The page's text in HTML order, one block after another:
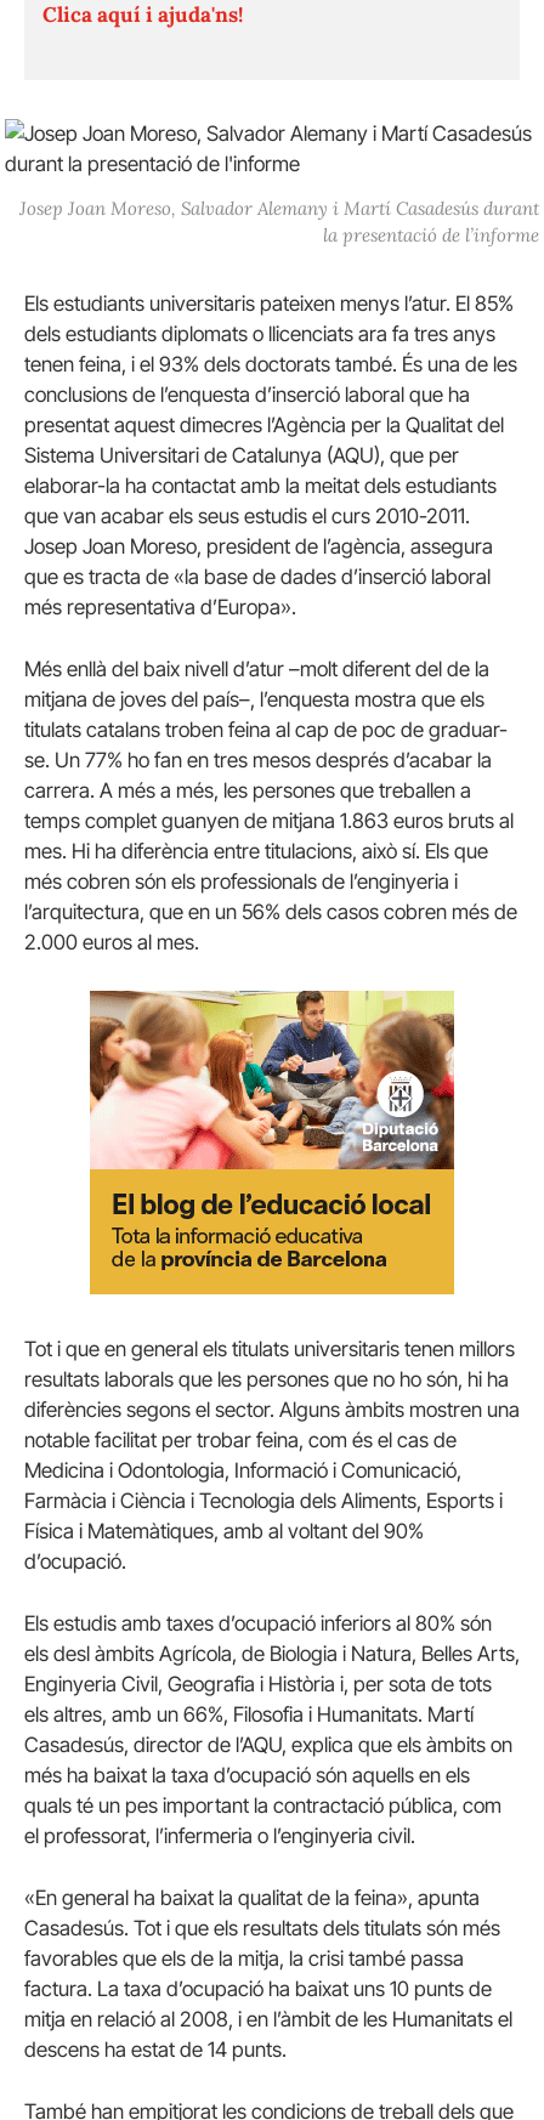
Clica aquí i ajuda'ns!
Josep Joan Moreso, Salvador Alemany i Martí Casadesús durant
la presentació de l’informe
Els estudiants universitaris pateixen menys l’atur. El 85%
dels estudiants diplomats o llicenciats ara fa tres anys
tenen feina, i el 93% dels doctorats també. És una de les
conclusions de l’enquesta d’inserció laboral que ha
presentat aquest dimecres l’Agència per la Qualitat del
Sistema Universitari de Catalunya (AQU), que per
elaborar-la ha contactat amb la meitat dels estudiants
que van acabar els seus estudis el curs 2010-2011.
Josep Joan Moreso, president de l’agència, assegura
que es tracta de «la base de dades d’inserció laboral
més representativa d’Europa».
Més enllà del baix nivell d’atur –molt diferent del de la
mitjana de joves del país–, l’enquesta mostra que els
titulats catalans troben feina al cap de poc de graduar-
se. Un 77% ho fan en tres mesos després d’acabar la
carrera. A més a més, les persones que treballen a
temps complet guanyen de mitjana 1.863 euros bruts al
mes. Hi ha diferència entre titulacions, això sí. Els que
més cobren són els professionals de l’enginyeria i
l’arquitectura, que en un 56% dels casos cobren més de
2.000 euros al mes.
Tot i que en general els titulats universitaris tenen millors
resultats laborals que les persones que no ho són, hi ha
diferències segons el sector. Alguns àmbits mostren una
notable facilitat per trobar feina, com és el cas de
Medicina i Odontologia, Informació i Comunicació,
Farmàcia i Ciència i Tecnologia dels Aliments, Esports i
Física i Matemàtiques, amb al voltant del 90%
d’ocupació.
Els estudis amb taxes d’ocupació inferiors al 80% són
els desl àmbits Agrícola, de Biologia i Natura, Belles Arts,
Enginyeria Civil, Geografia i Història i, per sota de tots
els altres, amb un 66%, Filosofia i Humanitats. Martí
Casadesús, director de l’AQU, explica que els àmbits on
més ha baixat la taxa d’ocupació són aquells en els
quals té un pes important la contractació pública, com
el professorat, l’infermeria o l’enginyeria civil.
«En general ha baixat la qualitat de la feina», apunta
Casadesús. Tot i que els resultats dels titulats són més
favorables que els de la mitja, la crisi també passa
factura. La taxa d’ocupació ha baixat uns 10 punts de
mitja en relació al 2008, i en l’àmbit de les Humanitats el
descens ha estat de 14 punts.
També han empitjorat les condicions de treball dels que